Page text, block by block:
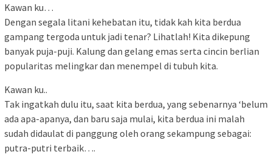
Kawan ku…
Dengan segala litani kehebatan itu, tidak kah kita berdua
gampang tergoda untuk jadi tenar? Lihatlah! Kita dikepung
banyak puja-puji. Kalung dan gelang emas serta cincin berlian
popularitas melingkar dan menempel di tubuh kita.
Kawan ku..
Tak ingatkah dulu itu, saat kita berdua, yang sebenarnya ‘belum
ada apa-apanya, dan baru saja mulai, kita berdua ini malah
sudah didaulat di panggung oleh orang sekampung sebagai:
putra-putri terbaik….